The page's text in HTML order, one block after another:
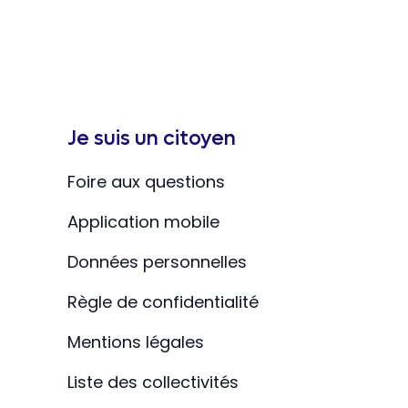
Je suis un citoyen
Foire aux questions
Application mobile
Données personnelles
Règle de confidentialité
Mentions légales
Liste des collectivités